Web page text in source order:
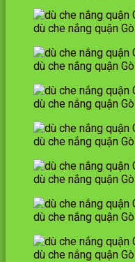
dù che nắng quận
dù che nắng quận
dù che nắng quận
dù che nắng quận
dù che nắng quận
dù che nắng quận
dù che nắng quận